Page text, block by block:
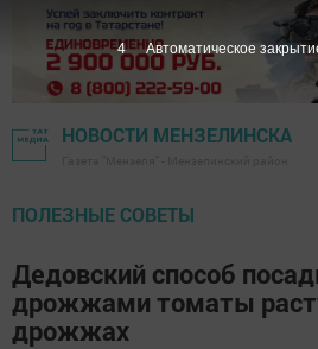
НОВОСТИ МЕНЗЕЛИНСКА
ПОЛЕЗНЫЕ СОВЕТЫ
Дедовский способ
дрожжами томаты
дрожжах
4 Автоматическое